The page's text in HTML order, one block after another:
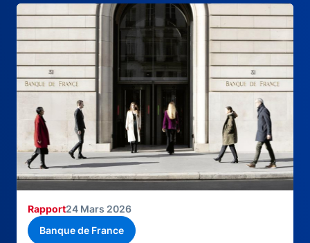
Rapport24 Mars 2026
Banque de France